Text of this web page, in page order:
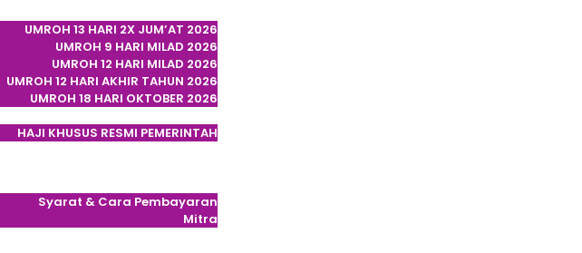
UMROH 13 HARI 2X JUM’AT 2026
UMROH 9 HARI MILAD 2026
UMROH 12 HARI MILAD 2026
UMROH 12 HARI AKHIR TAHUN 2026
UMROH 18 HARI OKTOBER 2026
HAJI KHUSUS RESMI PEMERINTAH
Syarat & Cara Pembayaran
Mitra